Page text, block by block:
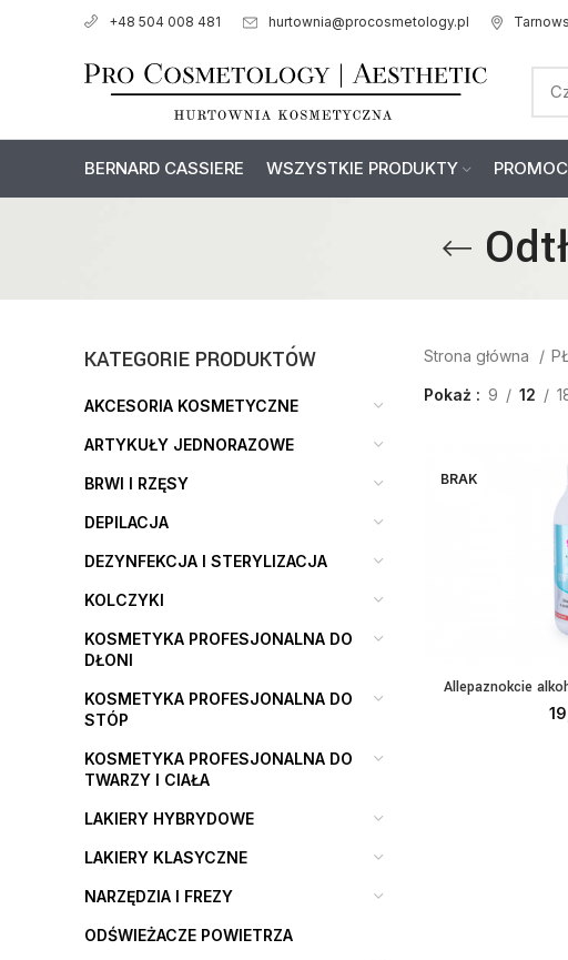
+48 504 008 481 hurtownia@procosmetology.pl
BERNARD CASSIERE WSZYSTKIE PRODUKTY
KATEGORIE PRODUKTÓW
AKCESORIA KOSMETYCZNE
ARTYKUŁY JEDNORAZOWE
BRWI I RZĘSY
DEPILACJA
DEZYNFEKCJA I STERYLIZACJA
KOLCZYKI
KOSMETYKA PROFESJONALNA DO
DŁONI
KOSMETYKA PROFESJONALNA DO
STÓP
KOSMETYKA PROFESJONALNA DO
TWARZY I CIAŁA
LAKIERY HYBRYDOWE
LAKIERY KLASYCZNE
NARZĘDZIA I FREZY
ODŚWIEŻACZE POWIETRZA
Strona główna
Pokaż 9 12
BRAK
Allepaznokcie